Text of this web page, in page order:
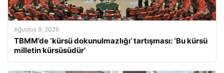
Ağustos 9, 2026
TBMM’de ‘kürsü dokunulmazlığı’ tartışması: ‘Bu kürsü
milletin kürsüsüdür’